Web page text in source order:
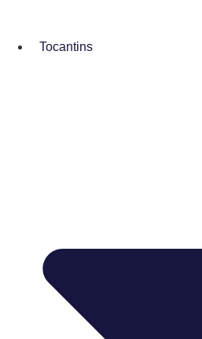
Tocantins